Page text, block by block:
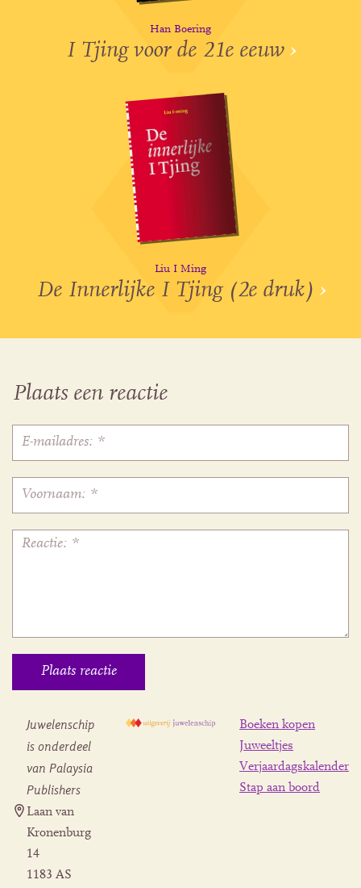
Han Boering
I Tjing voor de 21e eeuw ›
Liu I Ming
De Innerlijke I Tjing (2e druk) ›
Plaats een reactie
Juwelenschip
is onderdeel
van Palaysia
Publishers
Laan van
Kronenburg
14
1183 AS
Boeken kopen
Juweeltjes
Verjaardagskalender
Stap aan boord